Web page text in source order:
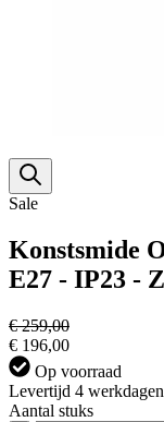
Sale
Konstsmide
E27 - IP23 -
€ 259,00
€ 196,00
Op voorraad
Levertijd 4 werkdagen
Aantal stuks